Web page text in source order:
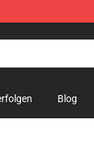
Blog